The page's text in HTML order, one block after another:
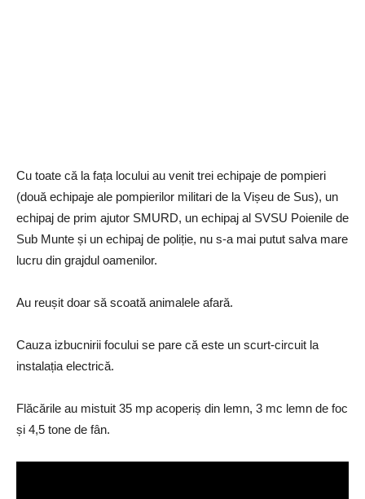
Cu toate că la fața locului au venit trei echipaje de pompieri
(două echipaje ale pompierilor militari de la Vișeu de Sus), un
echipaj de prim ajutor SMURD, un echipaj al SVSU Poienile de
Sub Munte și un echipaj de poliție, nu s-a mai putut salva mare
lucru din grajdul oamenilor.
Au reușit doar să scoată animalele afară.
Cauza izbucnirii focului se pare că este un scurt-circuit la
instalația electrică.
Flăcările au mistuit 35 mp acoperiș din lemn, 3 mc lemn de foc
și 4,5 tone de fân.